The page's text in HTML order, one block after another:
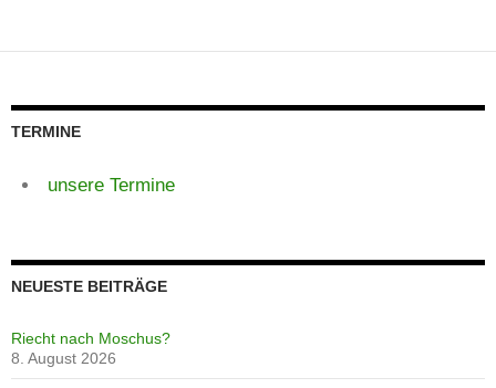
TERMINE
unsere Termine
NEUESTE BEITRÄGE
Riecht nach Moschus?
8. August 2026